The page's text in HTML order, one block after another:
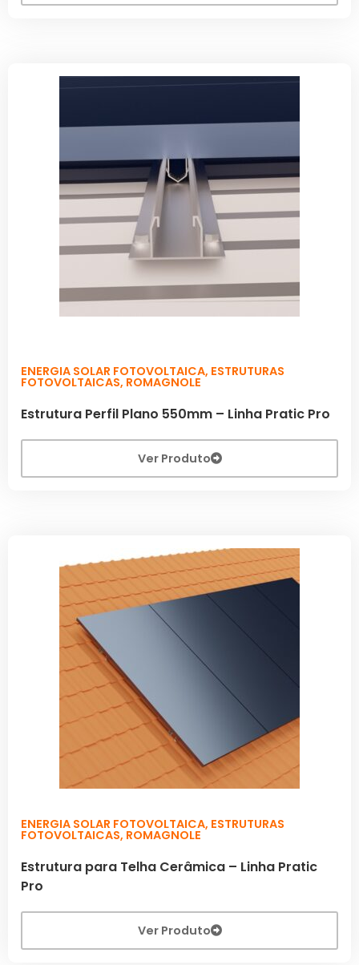
ENERGIA SOLAR FOTOVOLTAICA, ESTRUTURAS
FOTOVOLTAICAS, ROMAGNOLE
Estrutura Perfil Plano 550mm – Linha Pratic Pro
Ver Produto
ENERGIA SOLAR FOTOVOLTAICA, ESTRUTURAS
FOTOVOLTAICAS, ROMAGNOLE
Estrutura para Telha Cerâmica – Linha Pratic
Pro
Ver Produto